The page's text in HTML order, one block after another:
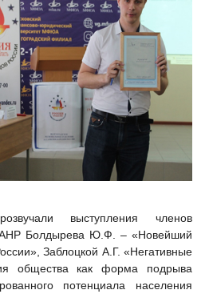
выступления членов
АНР Болдырева Ю.Ф. – «Новейший
Заблоцкой А.Г. «Негативные
общества как форма подрыва
потенциала населения